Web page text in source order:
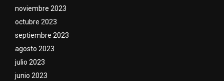
noviembre 2023
octubre 2023
septiembre 2023
agosto 2023
julio 2023
junio 2023